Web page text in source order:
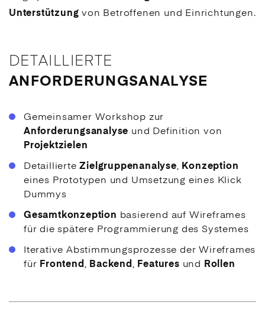
Unterstützung von Betroffenen und Einrichtungen.
DETAILLIERTE
ANFOR­DERUNGSANALYSE
Gemeinsamer Workshop zur
Anforderungsanalyse und Definition von
Projektzielen
DetaillierteZielgruppenanalyse, Konzeption
eines Prototypen und Umsetzung eines Klick
Dummys
Gesamtkonzeption basierend auf Wireframes
für die spätere Programmierung des Systemes
Iterative Abstimmungsprozesse der Wireframes
für Frontend , Backend , Features und Rollen